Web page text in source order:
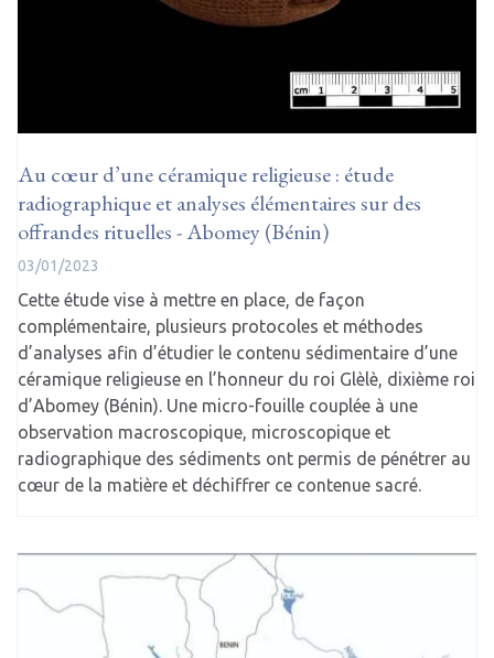
Au cœur d’une céramique religieuse : étude
radiographique et analyses élémentaires sur des
offrandes rituelles - Abomey (Bénin)
03/01/2023
Cette étude vise à mettre en place, de façon
complémentaire, plusieurs protocoles et méthodes
d’analyses afin d’étudier le contenu sédimentaire d’une
céramique religieuse en l’honneur du roi Glèlè, dixième roi
d’Abomey (Bénin). Une micro-fouille couplée à une
observation macroscopique, microscopique et
radiographique des sédiments ont permis de pénétrer au
cœur de la matière et déchiffrer ce contenue sacré.